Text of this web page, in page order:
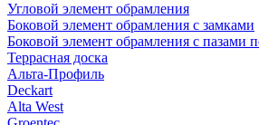
Угловой элемент обрамления
Боковой элемент обрамления с замками
Боковой элемент обрамления с пазами
Террасная доска
Альта-Профиль
Deckart
Alta West